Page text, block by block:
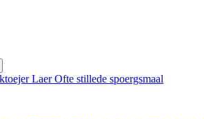
LaerOfte stillede spoergsmaal